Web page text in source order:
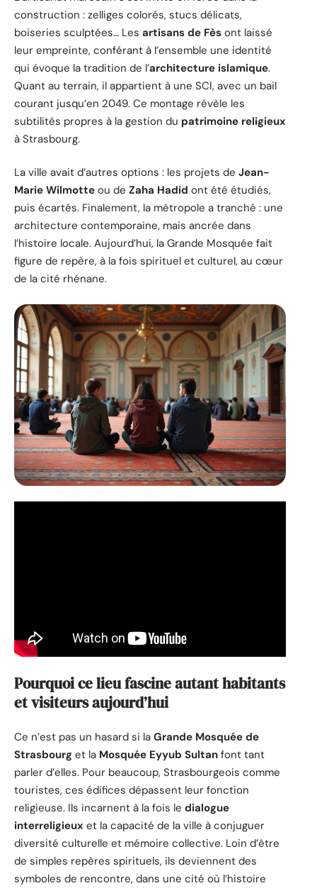
construction : zelliges colorés, stucs délicats,
boiseries sculptées… Les artisans de Fès ont laissé
leur empreinte, conférant à l’ensemble une identité
qui évoque la tradition de l’architecture islamique.
Quant au terrain, il appartient à une SCI, avec un bail
courant jusqu’en 2049. Ce montage révèle les
subtilités propres à la gestion du patrimoine religieux
à Strasbourg.
La ville avait d’autres options : les projets de Jean-
Marie Wilmotte ou de Zaha Hadid ont été étudiés,
puis écartés. Finalement, la métropole a tranché : une
architecture contemporaine, mais ancrée dans
l’histoire locale. Aujourd’hui, la Grande Mosquée fait
figure de repère, à la fois spirituel et culturel, au cœur
de la cité rhénane.
Pourquoi ce lieu fascine autant habitants
et visiteurs aujourd’hui
Ce n’est pas un hasard si la Grande Mosquée de
Strasbourg et la Mosquée Eyyub Sultan font tant
parler d’elles. Pour beaucoup, Strasbourgeois comme
touristes, ces édifices dépassent leur fonction
religieuse. Ils incarnent à la fois le dialogue
interreligieux et la capacité de la ville à conjuguer
diversité culturelle et mémoire collective. Loin d’être
de simples repères spirituels, ils deviennent des
symboles de rencontre, dans une cité où l’histoire